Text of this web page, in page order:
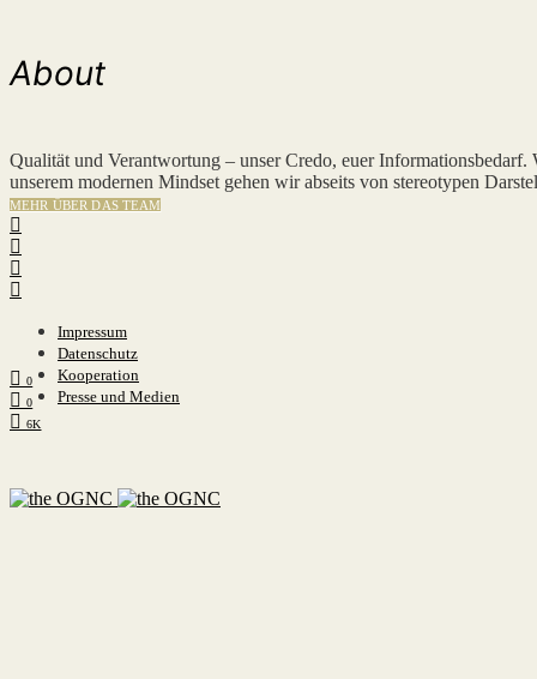
About
Qualität und Verantwortung – unser Credo, euer
unserem modernen Mindset gehen wir abseits von stereotypen
MEHR ÜBER DAS TEAM
Impressum
Datenschutz
Kooperation
Presse und Medien
0
0
6K